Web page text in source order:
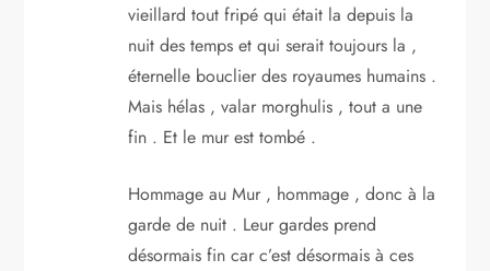
vieillard tout fripé qui était la depuis la
nuit des temps et qui serait toujours la ,
éternelle bouclier des royaumes humains .
Mais hélas , valar morghulis , tout a une
fin . Et le mur est tombé .
Hommage au Mur , hommage , donc à la
garde de nuit . Leur gardes prend
désormais fin car c’est désormais à ces